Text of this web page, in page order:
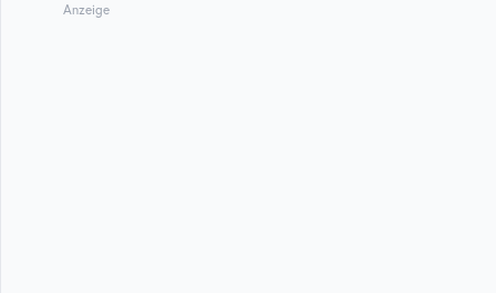
Anzeige